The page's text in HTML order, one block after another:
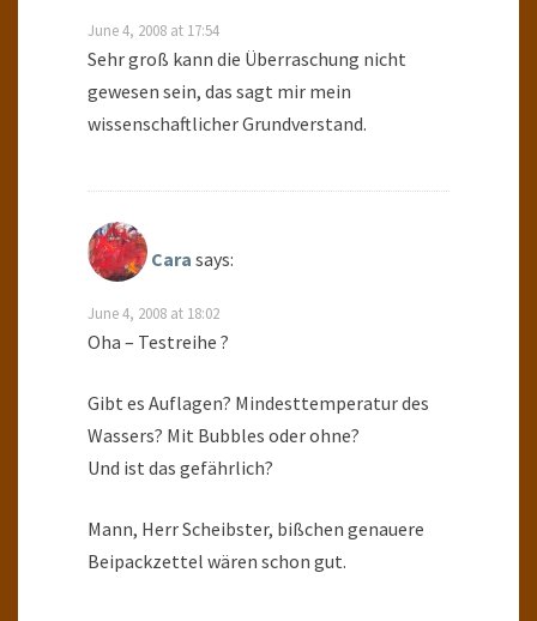
June 4, 2008 at 17:54
Sehr groß kann die Überraschung nicht
gewesen sein, das sagt mir mein
wissenschaftlicher Grundverstand.
Cara says:
June 4, 2008 at 18:02
Oha – Testreihe ?
Gibt es Auflagen? Mindesttemperatur des
Wassers? Mit Bubbles oder ohne?
Und ist das gefährlich?
Mann, Herr Scheibster, bißchen genauere
Beipackzettel wären schon gut.